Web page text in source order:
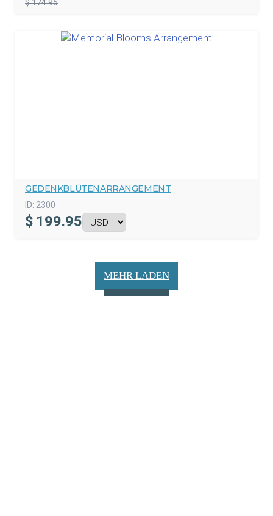
$ 174.95
GEDENKBLÜTENARRANGEMENT
ID: 2300
$ 199.95
MEHR LADEN